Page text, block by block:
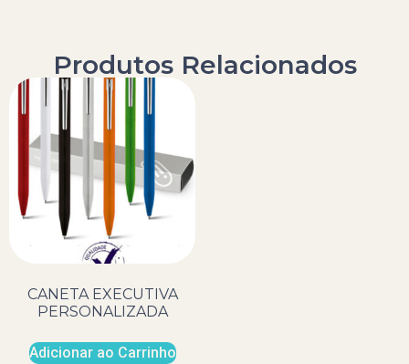
Produtos Relacionados
CANETA EXECUTIVA
PERSONALIZADA
Adicionar ao Carrinho